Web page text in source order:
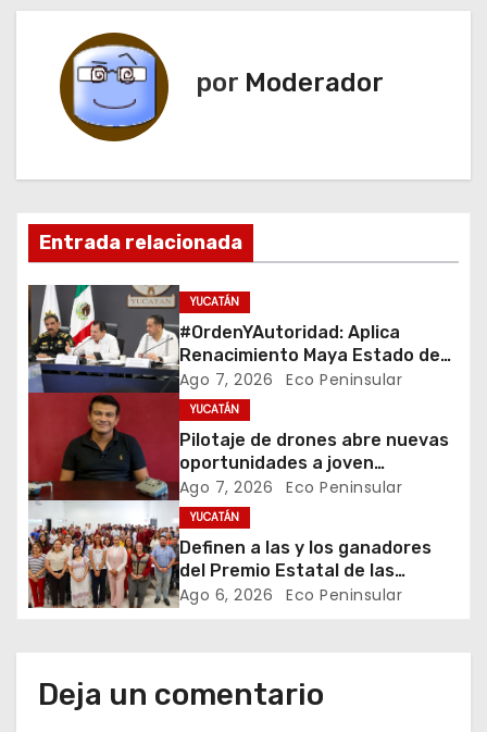
v
ó
n
d
n
t
r
d
por Moderador
Entrada relacionada
YUCATÁN
#OrdenYAutoridad: Aplica
Renacimiento Maya Estado de
derecho con orden,
coordinación y saldo blanco
Ago 7, 2026 Eco Peninsular
YUCATÁN
Pilotaje de drones abre nuevas
oportunidades a joven
emprendedor yucateco
Ago 7, 2026 Eco Peninsular
YUCATÁN
Definen a las y los ganadores
del Premio Estatal de las
Juventudes 2026
Ago 6, 2026 Eco Peninsular
Deja un comentario